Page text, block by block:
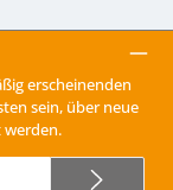
erscheinenden
sein, über neue